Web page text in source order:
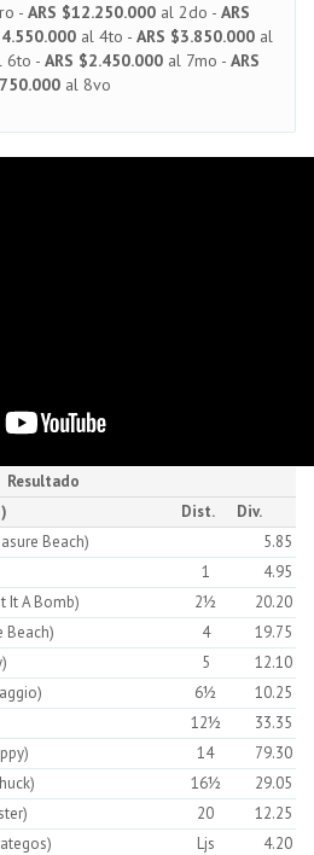
- ARS $12.250.000al 2do - ARS
al 4to - ARS $3.850.000 al
- ARS $2.450.000al 7mo - ARS
al 8vo
Resultado
Dist.
Div.
Beach)
5.85
1
4.95
It A Bomb) 2½
20.20
Beach) 4
19.75
5
12.10
6½
10.25
12½
33.35
14
79.30
16½
29.05
20
12.25
Ljs 4.20